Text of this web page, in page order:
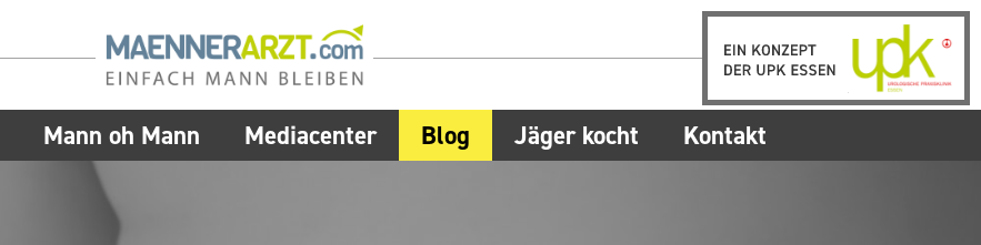
Mann oh Mann Mediacenter Blog Jäger kocht Kontakt